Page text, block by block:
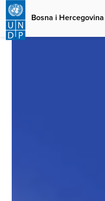
Skip
main
content
Bosna i Hercegovina